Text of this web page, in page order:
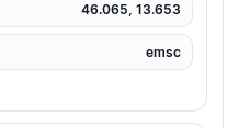
46.065, 13.653
emsc